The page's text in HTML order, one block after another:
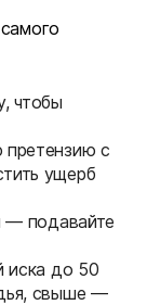
чтобы
претензию с
ущерб
— подавайте
иска до 50
свыше —